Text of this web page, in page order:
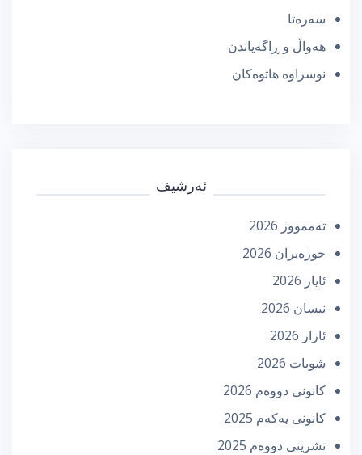
سەرەتا
هەواڵ و ڕاگەیاندن
نوسراوە هاتوەکان
ئەرشیف
تەممووز 2026
حوزه‌یران 2026
ئایار 2026
نیسان 2026
ئازار 2026
شوبات 2026
كانونی دووه‌م 2026
كانونی یه‌كه‌م 2025
تشرینی دووه‌م 2025